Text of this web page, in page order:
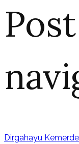
Post
Dirgahayu